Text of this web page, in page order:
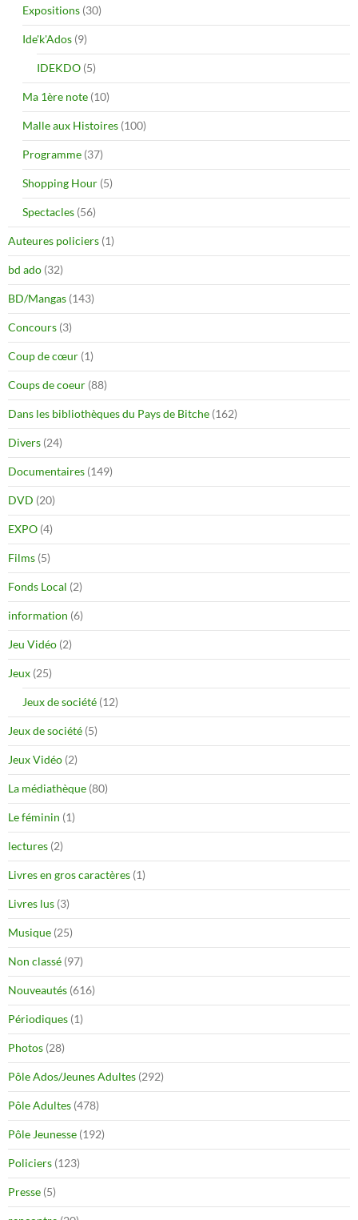
Expositions (30)
Ide'k'Ados (9)
IDEKDO (5)
Ma 1ère note (10)
Malle aux Histoires (100)
Programme (37)
Shopping Hour (5)
Spectacles (56)
Auteures policiers (1)
bd ado (32)
BD/Mangas (143)
Concours (3)
Coup de cœur (1)
Coups de coeur (88)
Dans les bibliothèques du Pays de Bitche (162)
Divers (24)
Documentaires (149)
DVD (20)
EXPO (4)
Films (5)
Fonds Local (2)
information (6)
Jeu Vidéo (2)
Jeux (25)
Jeux de société (12)
Jeux de société (5)
Jeux Vidéo (2)
La médiathèque (80)
Le féminin (1)
lectures (2)
Livres en gros caractères (1)
Livres lus (3)
Musique (25)
Non classé (97)
Nouveautés (616)
Périodiques (1)
Photos (28)
Pôle Ados/Jeunes Adultes (292)
Pôle Adultes (478)
Pôle Jeunesse (192)
Policiers (123)
Presse (5)